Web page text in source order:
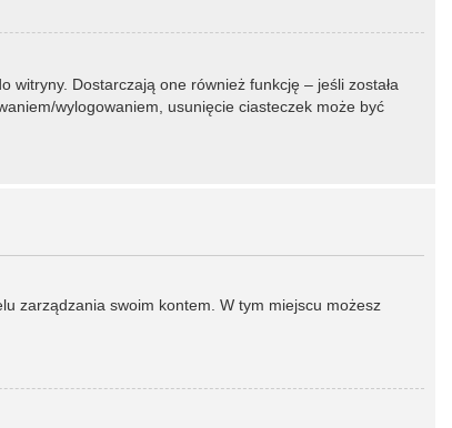
witryny. Dostarczają one również funkcję – jeśli została
wylogowaniem, usunięcie ciasteczek może być
zarządzania swoim kontem. W tym miejscu możesz